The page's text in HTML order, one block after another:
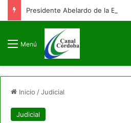
Menú
Inicio /Judicial
Judicial